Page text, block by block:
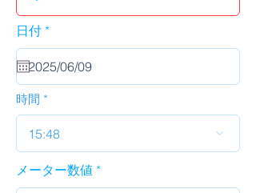
日付 *r
u
i
d
時間
15:48
メーター数値